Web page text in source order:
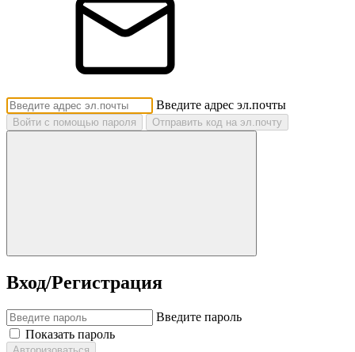
Введите адрес эл.почты
Войти с помощью пароля Отправить код на эл.почту
Вход/Регистрация
Введите пароль
Показать пароль